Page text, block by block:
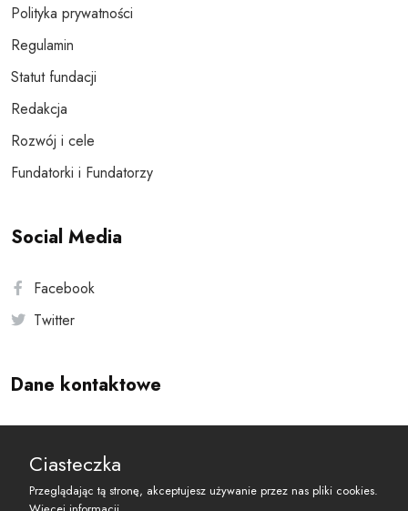
Polityka prywatności
Regulamin
Statut fundacji
Redakcja
Rozwój i cele
Fundatorki i Fundatorzy
Social Media
Facebook
Twitter
Dane kontaktowe
reset@resetobywatelski.pl
Ciasteczka
Przeglądając tą stronę, akceptujesz używanie przez nas pliki cookies.